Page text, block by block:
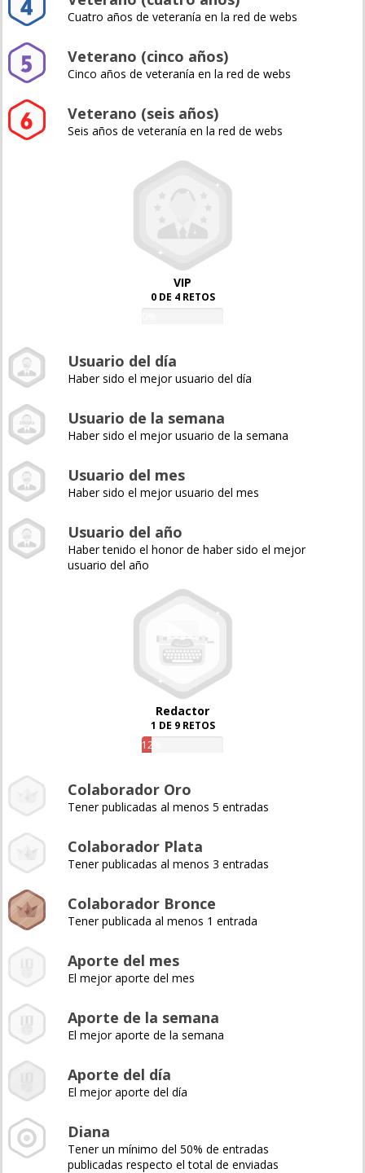
Cuatro años de veteranía en la red de webs
Veterano (cinco años)
Cinco años de veteranía en la red de webs
Veterano (seis años)
Seis años de veteranía en la red de webs
VIP
0 DE 4 RETOS
Usuario del día
Haber sido el mejor usuario del día
Usuario de la semana
Haber sido el mejor usuario de la semana
Usuario del mes
Haber sido el mejor usuario del mes
Usuario del año
Haber tenido el honor de haber sido el mejor
usuario del año
Redactor
1 DE 9 RETOS
12%
Colaborador Oro
Tener publicadas al menos 5 entradas
Colaborador Plata
Tener publicadas al menos 3 entradas
Colaborador Bronce
Tener publicada al menos 1 entrada
Aporte del mes
El mejor aporte del mes
Aporte de la semana
El mejor aporte de la semana
Aporte del día
El mejor aporte del día
Diana
Tener un mínimo del 50% de entradas
publicadas respecto el total de enviadas